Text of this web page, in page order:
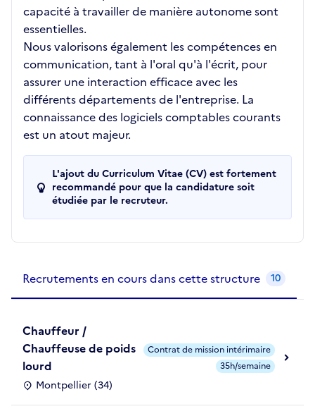
capacité à travailler de manière autonome sont
essentielles.
Nous valorisons également les compétences en
communication, tant à l'oral qu'à l'écrit, pour
assurer une interaction efficace avec les
différents départements de l'entreprise. La
connaissance des logiciels comptables courants
est un atout majeur.
L'ajout du Curriculum Vitae (CV) est fortement
recommandé pour que la candidature soit
étudiée par le recruteur.
Recrutements en cours dans cette structure 10
Chauffeur /
Chauffeuse de poids
lourd
Montpellier (34)
Contrat de mission intérimaire
35h/semaine